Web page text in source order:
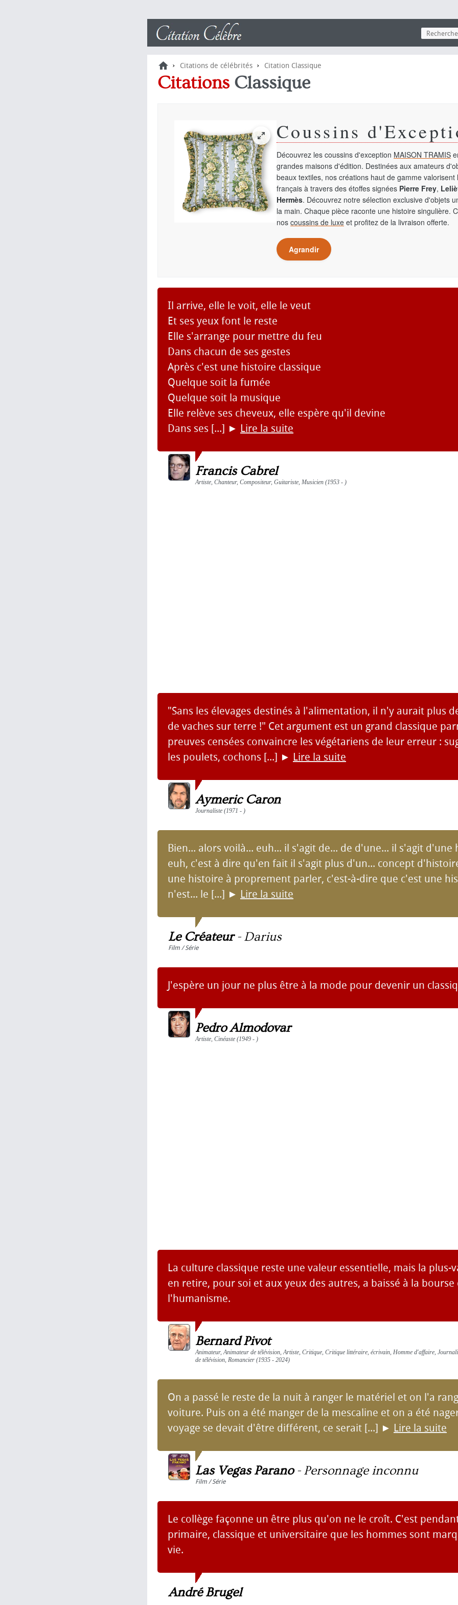
› Citations de célébrités › Citation Classique
Citations Classique
Coussins
Découvrez les coussins d'exception MAISON TRAMIS
grandes maisons d'édition. Destinées aux amateurs
beaux textiles, nos créations haut de gamme valorisent
français à travers des étoffes signées Pierre Frey,
Hermès. Découvrez notre sélection exclusive d'objets
la main. Chaque pièce raconte une histoire singulière.
nos coussins de luxe et profitez de la livraison offerte.
Agrandir
Il arrive, elle le voit, elle le veut
Et ses yeux font le reste
Elle s'arrange pour mettre du feu
Dans chacun de ses gestes
Après c'est une histoire classique
Quelque soit la fumée
Quelque soit la musique
Elle relève ses cheveux, elle espère qu'il devine
Dans ses [...] ► Lire la suite
Francis Cabrel
Artiste, Chanteur, Compositeur, Guitariste, Musicien (1953 - )
"Sans les élevages destinés à l'alimentation, il n'y aurait plus
de vaches sur terre !" Cet argument est un grand classique
preuves censées convaincre les végétariens de leur erreur :
les poulets, cochons [...] ► Lire la suite
Aymeric Caron
Journaliste (1971 - )
Bien... alors voilà... euh... il s'agit de... de d'une... il s'agit d'une
euh, c'est à dire qu'en fait il s'agit plus d'un... concept
une histoire à proprement parler, c'est-à-dire que c'est une
n'est... le [...] ► Lire la suite
Le Créateur- Darius
Film / Série
J'espère un jour ne plus être à la mode pour devenir un
Pedro Almodovar
Artiste, Cinéaste (1949 - )
La culture classique reste une valeur essentielle, mais la plus-
en retire, pour soi et aux yeux des autres, a baissé à la bourse
l'humanisme.
Bernard Pivot
Animateur, Animateur de télévision, Artiste, Critique, Critique littéraire, écrivain, Homme d'affaire,
de télévision, Romancier (1935 - 2024)
On a passé le reste de la nuit à ranger le matériel et on l'a
voiture. Puis on a été manger de la mescaline et on a été
voyage se devait d'être différent, ce serait [...] ► Lire la suite
Las Vegas Parano- Personnage inconnu
Film / Série
Le collège façonne un être plus qu'on ne le croît. C'est
primaire, classique et universitaire que les hommes sont
vie.
André Brugel